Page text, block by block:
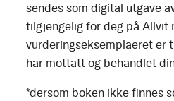
sendes som digital utgave
tilgjengelig for deg på
vurderingseksemplaeret er
har mottatt og behandlet
*dersom boken ikke finnes